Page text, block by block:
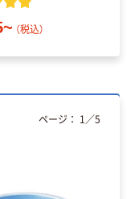
（税込）
ページ： 1 ／5